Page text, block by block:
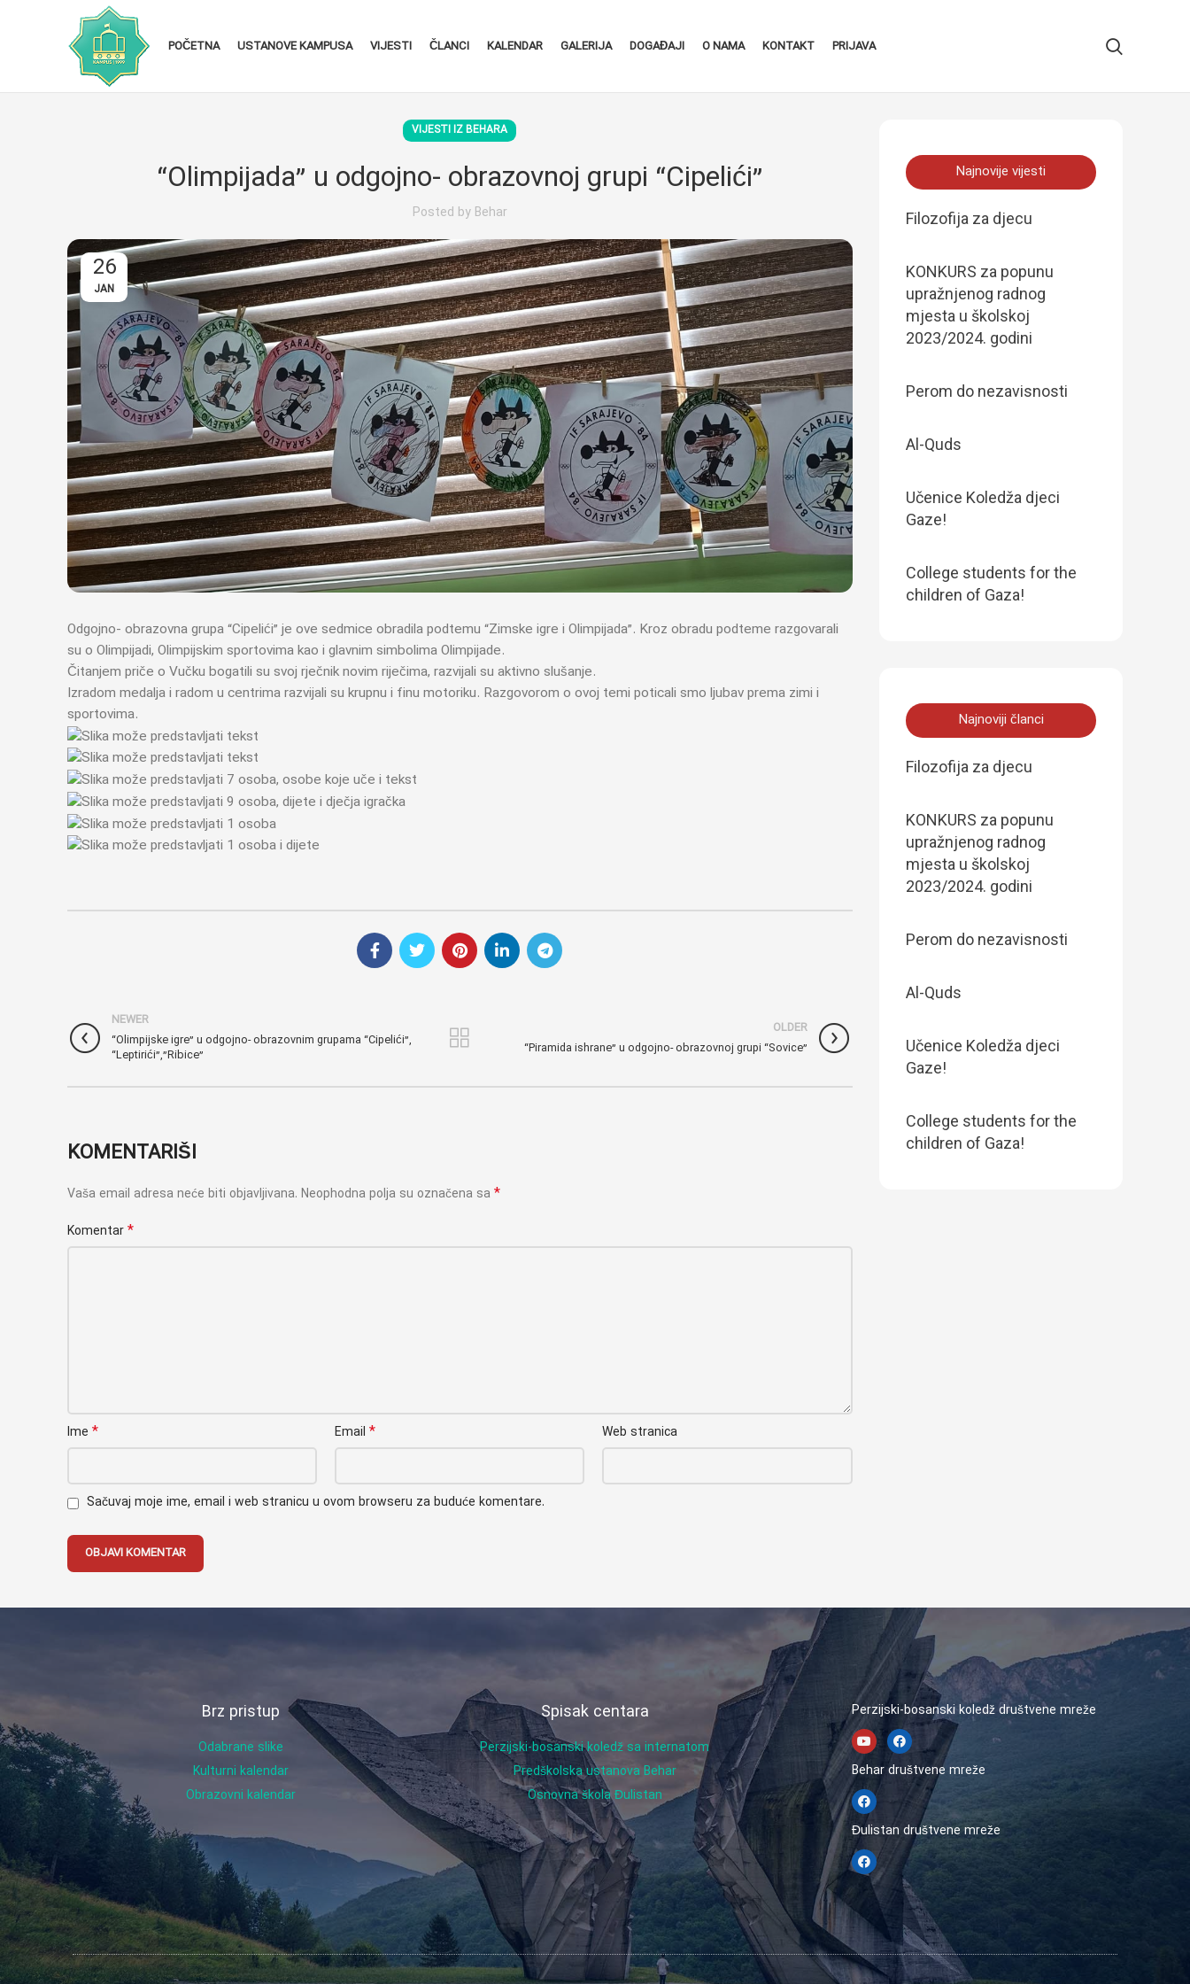
POČETNA USTANOVE KAMPUSA VIJESTI ČLANCI KALENDAR GALERIJA DOGAĐAJI O NAMA KONTAKT PRIJAVA
VIJESTI IZ BEHARA
“Olimpijada” u odgojno- obrazovnoj grupi “Cipelići”
Posted by Behar
26
JAN
Odgojno- obrazovna grupa “Cipelići” je ove sedmice obradila podtemu “Zimske igre i Olimpijada”. Kroz obradu podteme razgovarali
su o Olimpijadi, Olimpijskim sportovima kao i glavnim simbolima Olimpijade.
Čitanjem priče o Vučku bogatili su svoj rječnik novim riječima, razvijali su aktivno slušanje.
Izradom medalja i radom u centrima razvijali su krupnu i finu motoriku. Razgovorom o ovoj temi poticali smo ljubav prema zimi i
sportovima.
NEWER
“Olimpijske igre” u odgojno- obrazovnim grupama “Cipelići”,
“Leptirići”,”Ribice”
OLDER
“Piramida ishrane” u odgojno- obrazovnoj grupi “Sovice”
KOMENTARIŠI
Vaša email adresa neće biti objavljivana. Neophodna polja su označena sa *
Komentar *
Ime * Email* Web stranica
Sačuvaj moje ime, email i web stranicu u ovom browseru za buduće komentare.
Najnovije vijesti
Filozofija za djecu
KONKURS za popunu
upražnjenog radnog
mjesta u školskoj
2023/2024. godini
Perom do nezavisnosti
Al-Quds
Učenice Koledža djeci
Gaze!
College students for the
children of Gaza!
Najnoviji članci
Filozofija za djecu
KONKURS za popunu
upražnjenog radnog
mjesta u školskoj
2023/2024. godini
Perom do nezavisnosti
Al-Quds
Učenice Koledža djeci
Gaze!
College students for the
children of Gaza!
Brz pristup
Odabrane slike
Kulturni kalendar
Obrazovni kalendar
Spisak centara
Perzijski-bosanski koledž sa internatom
Predškolska ustanova Behar
Osnovna škola Đulistan
Perzijski-bosanski koledž društvene mreže
Behar društvene mreže
Đulistan društvene mreže